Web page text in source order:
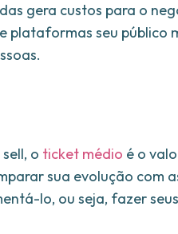
gera custos para o
plataformas seu público
o ticket médio é o
sua evolução com
lo, ou seja, fazer